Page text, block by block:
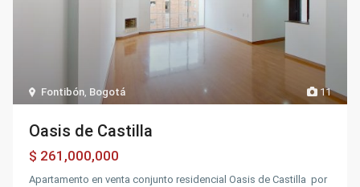
11
Fontibón, Bogotá
Oasis de Castilla
$ 261,000,000
Apartamento en venta conjunto residencial Oasis de Castilla por